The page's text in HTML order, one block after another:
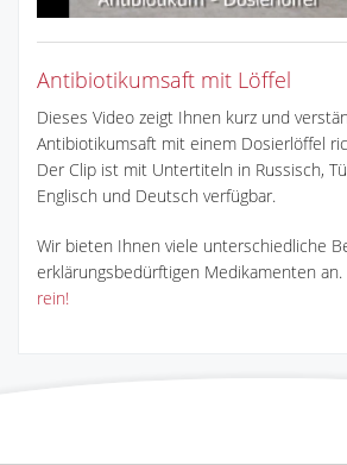
Antibiotikumsaft mit Löffel
Dieses Video zeigt Ihnen kurz und
Antibiotikumsaft mit einem Dosierlöffel
Der Clip ist mit Untertiteln in Russisch,
Englisch und Deutsch verfügbar.
Wir bieten Ihnen viele unterschiedliche
erklärungsbedürftigen Medikamenten an.
rein!